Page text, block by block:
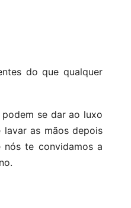
do que qualquer
se dar ao luxo
lavar as mãos depois
nós te convidamos a